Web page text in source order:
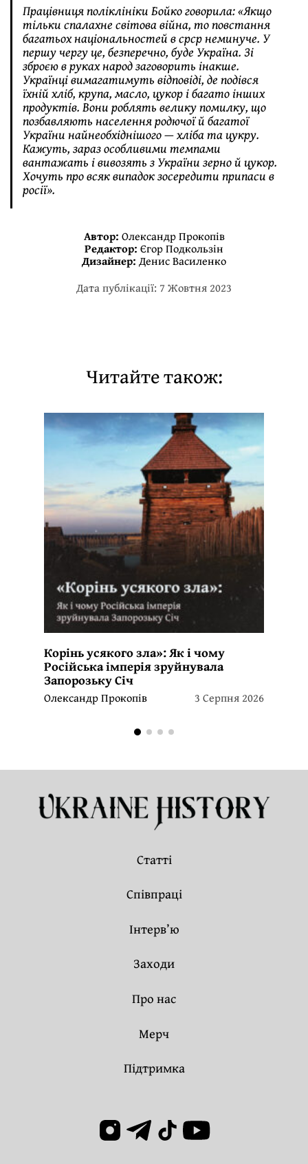
Працівниця поліклініки Бойко говорила: «Якщо
тільки спалахне світова війна, то повстання
багатьох національностей в срср неминуче. У
першу чергу це, безперечно, буде Україна. Зі
зброєю в руках народ заговорить інакше.
Українці вимагатимуть відповіді, де подівся
їхній хліб, крупа, масло, цукор і багато інших
продуктів. Вони роблять велику помилку, що
позбавляють населення родючої й багатої
України найнеобхіднішого — хліба та цукру.
Кажуть, зараз особливими темпами
вантажать і вивозять з України зерно й цукор.
Хочуть про всяк випадок зосередити припаси в
росії».
Автор: Олександр Прокопів
Редактор: Єгор Подкользін
Дизайнер: Денис Василенко
Дата публікації: 7 Жовтня 2023
Читайте також:
Корінь усякого зла»: Як і чому
Російська імперія зруйнувала
Запорозьку Січ
Олександр Прокопів 3 Серпня 2026
Статті
Співпраці
Інтерв’ю
Заходи
Про нас
Мерч
Підтримка